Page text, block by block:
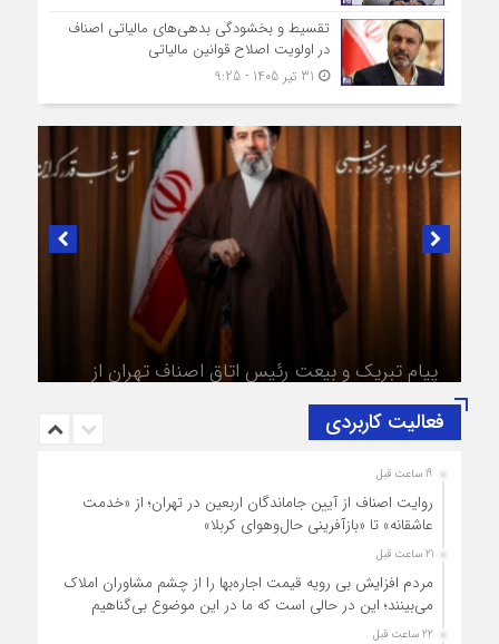
تقسیط و بخشودگی بدهی‌های مالیاتی اصناف
در اولویت اصلاح قوانین مالیاتی
در لبیک به تصمیم سرنوشت‌ساز مجلس خبرگان رهبری؛
پیام تبریک و بیعت رئیس اتاق اصناف تهران از
طرف اصناف و بازاریان با مقام معظّم رهبری،
حضرت آیت‌الله سید مجتبی خامنه‌ای (حفظه‌الله)
فعالیت کاربردی
19 ساعت قبل
روایت اصناف از آیین جاماندگان اربعین در تهران؛ از «خدمت
عاشقانه» تا «بازآفرینی حال‌وهوای کربلا»
21 ساعت قبل
مردم افزایش بی رویه قیمت اجاره‌بها را از چشم مشاوران املاک
می‌بینند؛ این در حالی است که ما در این موضوع بی‌گناهیم
22 ساعت قبل